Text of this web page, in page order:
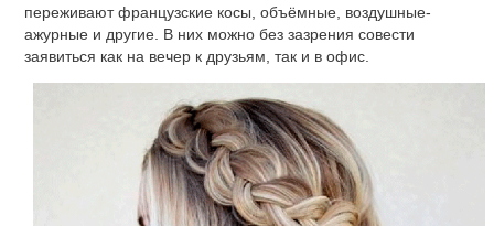
переживают французские косы, объёмные, воздушные-
ажурные и другие. В них можно без зазрения совести
заявиться как на вечер к друзьям, так и в офис.